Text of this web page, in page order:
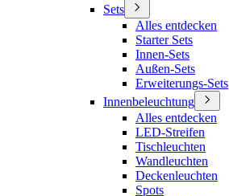
Sets
Alles entdecken
Starter Sets
Innen-Sets
Außen-Sets
Erweiterungs-Sets
Innenbeleuchtung
Alles entdecken
LED-Streifen
Tischleuchten
Wandleuchten
Deckenleuchten
Spots